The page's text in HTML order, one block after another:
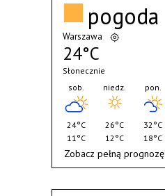
pogoda
Warszawa
24°C
Słonecznie
sob.
24°C
11°C
niedz.
26°C
12°C
pon.
32°C
18°C
Zobacz pełną prognozę